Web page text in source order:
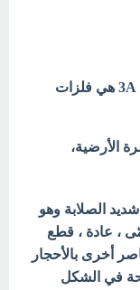
- العناصر التي تلي البورون في المجموعة 3A هي فلزات
الأرضية،
الصلابة وهو
، عادة ، قطع
أخرى بالأحجار
في الشكل